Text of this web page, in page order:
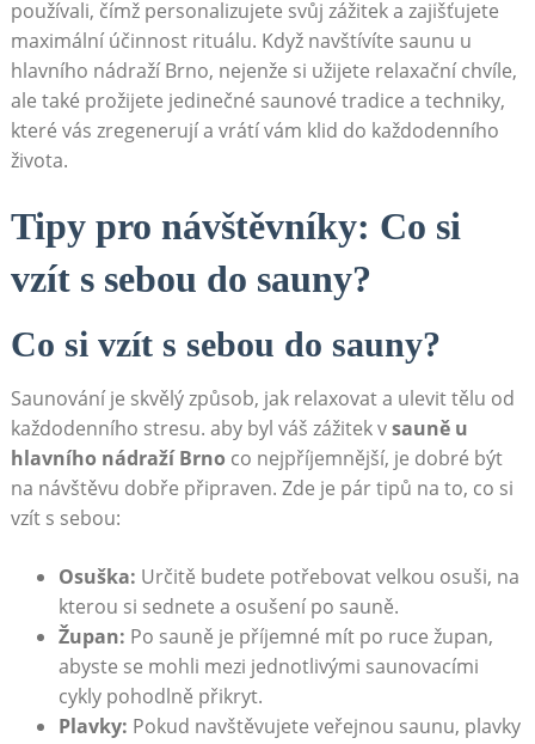
používali, čímž personalizujete svůj zážitek a zajišťujete
maximální účinnost rituálu. Když navštívíte saunu u
hlavního nádraží Brno, nejenže si užijete relaxační chvíle,
ale také prožijete jedinečné saunové tradice a techniky,
které vás zregenerují a vrátí vám klid do každodenního
života.
Tipy pro návštěvníky: Co si
vzít s sebou do sauny?
Co si vzít s sebou do sauny?
Saunování je skvělý způsob, jak relaxovat a ulevit tělu od
každodenního stresu. aby byl váš zážitek vsauně u
hlavního nádraží Brno co nejpříjemnější, je dobré být
na návštěvu dobře připraven. Zde je pár tipů na to, co si
vzít s sebou:
Osuška: Určitě budete potřebovat velkou osuši, na
kterou si sednete a osušení po sauně.
Župan: Po sauně je příjemné mít po ruce župan,
abyste se mohli mezi jednotlivými saunovacími
cykly pohodlně přikryt.
Plavky: Pokud navštěvujete veřejnou saunu, plavky